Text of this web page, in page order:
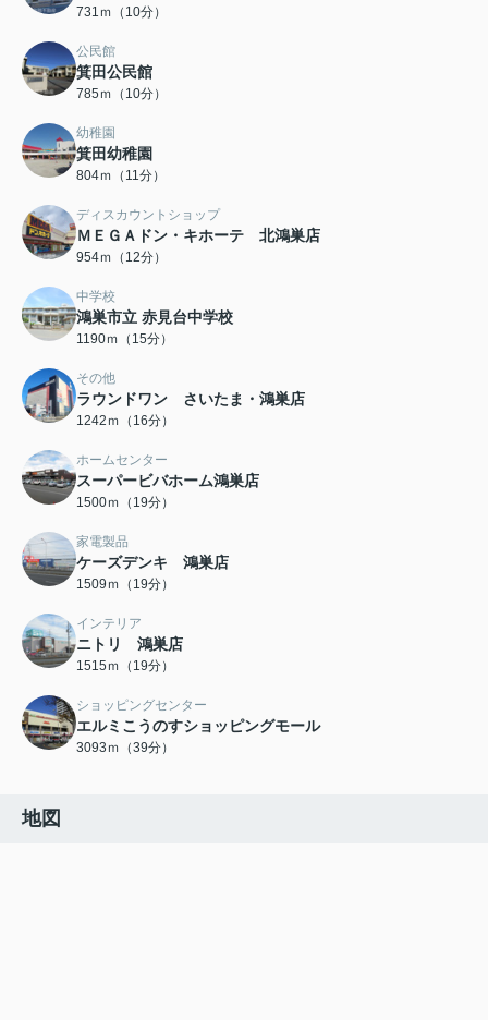
731ｍ（10分）
公民館
箕田公民館
785ｍ（10分）
幼稚園
箕田幼稚園
804ｍ（11分）
ディスカウントショップ
ＭＥＧＡドン・キホーテ 北鴻巣店
954ｍ（12分）
中学校
鴻巣市立 赤見台中学校
1190ｍ（15分）
その他
ラウンドワン さいたま・鴻巣店
1242ｍ（16分）
ホームセンター
スーパービバホーム鴻巣店
1500ｍ（19分）
家電製品
ケーズデンキ 鴻巣店
1509ｍ（19分）
インテリア
ニトリ 鴻巣店
1515ｍ（19分）
ショッピングセンター
エルミこうのすショッピングモール
3093ｍ（39分）
地図